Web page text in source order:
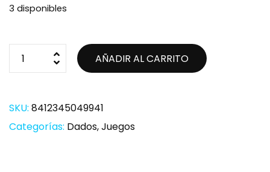
3 disponibles
AÑADIR AL CARRITO
SKU: 8412345049941
Categorías: Dados,Juegos